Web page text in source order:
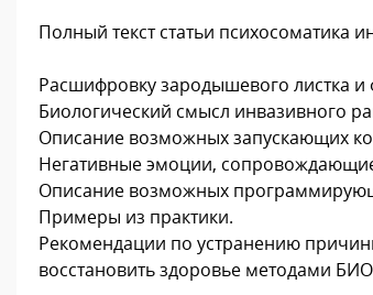
Полный текст статьи психосоматика
Расшифровку зародышевого листка
Биологический смысл инвазивного
Описание возможных запускающих
Негативные эмоции,
Описание возможных
Примеры из практики.
Рекомендации по устранению
восстановить здоровье методами